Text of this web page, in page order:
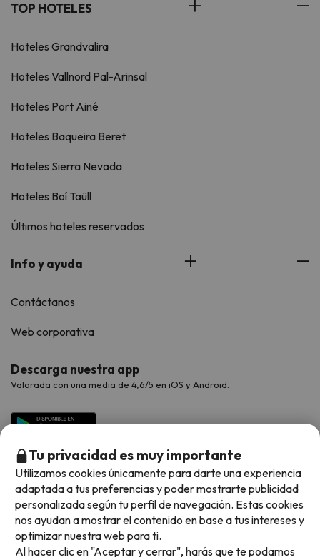
TOP HOTELES
Hoteles Grandvalira
Hoteles Vallnord Pal-Arinsal
Hoteles Port Ainé
Hoteles Baqueira Beret
Hoteles Sierra Nevada
Hoteles Boí Taüll
Últimos hoteles reservados
Info y ayuda
Contáctanos
Web corporativa
Descarga nuestra app
Valorada con una media de 4,6/5 en iOS y Android.
Métodos de pago disponibles
Tu privacidad es muy importante
Utilizamos cookies únicamente para darte una experiencia
adaptada a tus preferencias y poder mostrarte publicidad
personalizada según tu perfil de navegación. Estas cookies
nos ayudan a mostrar el contenido en base a tus intereses y
optimizar nuestra web para ti.
Al hacer clic en "Aceptar y cerrar", harás que te podamos